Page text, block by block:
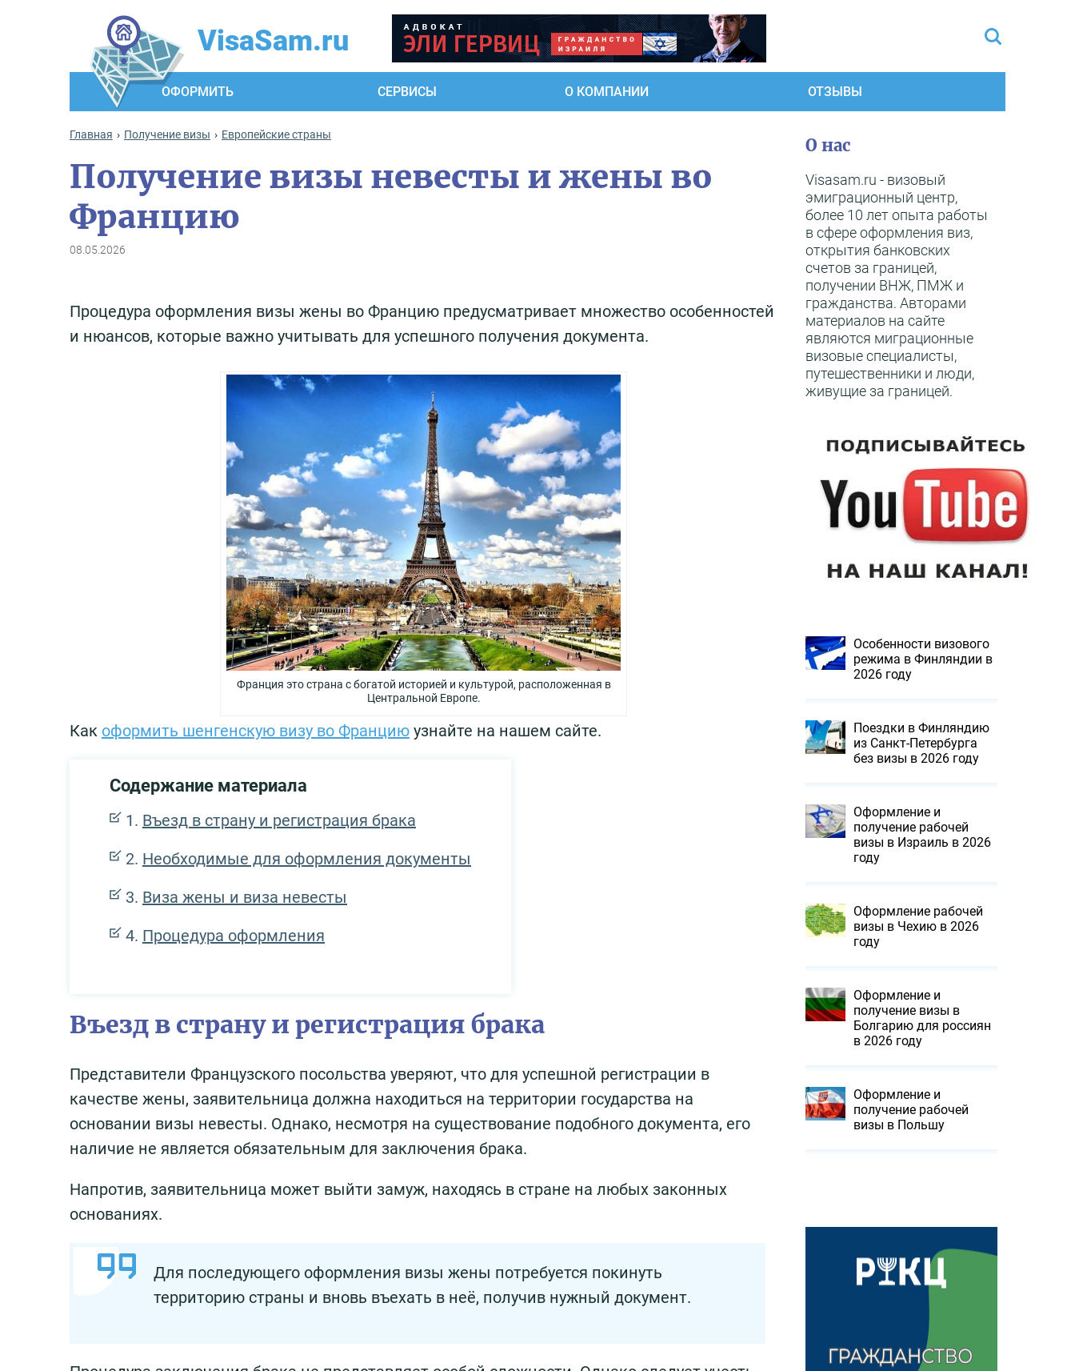
VisaSam.ru
ОФОРМИТЬ СЕРВИСЫ О КОМПАНИИ ОТЗЫВЫ
Главная Получение визы Европейские страны
Получение визы невесты и жены во
Францию
08.05.2026
Процедура оформления визы жены во Францию предусматривает множество особенностей
и нюансов, которые важно учитывать для успешного получения документа.
Франция это страна с богатой историей и культурой, расположенная в
Центральной Европе.
Как оформить шенгенскую визу во Францию узнайте на нашем сайте.
Содержание материала
Въезд в страну и регистрация брака
Необходимые для оформления документы
Виза жены и виза невесты
Процедура оформления
Въезд в страну и регистрация брака
Представители Французского посольства уверяют, что для успешной регистрации в
качестве жены, заявительница должна находиться на территории государства на
основании визы невесты. Однако, несмотря на существование подобного документа, его
наличие не является обязательным для заключения брака.
Напротив, заявительница может выйти замуж, находясь в стране на любых законных
основаниях.
Для последующего оформления визы жены потребуется покинуть
территорию страны и вновь въехать в неё, получив нужный документ.
О нас
Visasam.ru - визовый
эмиграционный центр,
более 10 лет опыта работы
в сфере оформления виз,
открытия банковских
счетов за границей,
получении ВНЖ, ПМЖ и
гражданства. Авторами
материалов на сайте
являются миграционные
визовые специалисты,
путешественники и люди,
живущие за границей.
Особенности визового
режима в Финляндии в
2026 году
Поездки в Финляндию
из Санкт-Петербурга
без визы в 2026 году
Оформление и
получение рабочей
визы в Израиль в 2026
году
Оформление рабочей
визы в Чехию в 2026
году
Оформление и
получение визы в
Болгарию для россиян
в 2026 году
Оформление и
получение рабочей
визы в Польшу